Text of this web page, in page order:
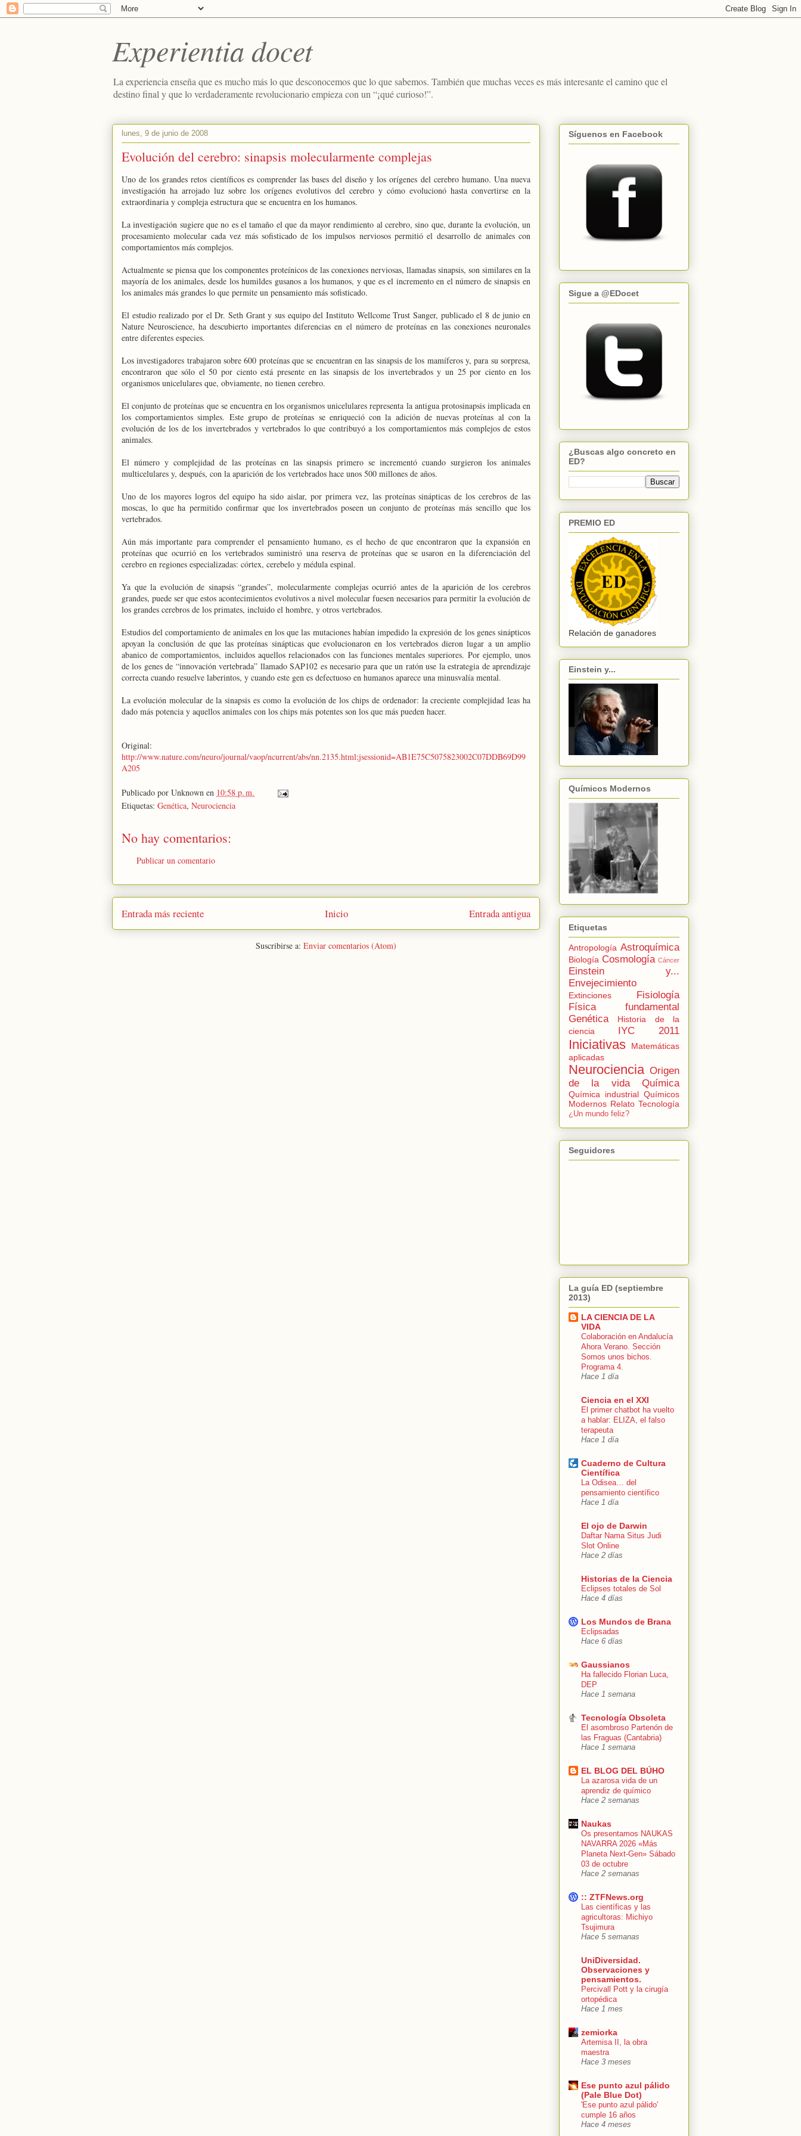
Experientia docet
La experiencia enseña que es mucho más lo que desconocemos que lo que sabemos. También que muchas veces es más interesante el camino que el
destino final y que lo verdaderamente revolucionario empieza con un “¡qué curioso!”.
lunes, 9 de junio de 2008
Evolución del cerebro: sinapsis molecularmente complejas
Uno de los grandes retos científicos es comprender las bases del diseño y los orígenes del cerebro humano. Una nueva
investigación ha arrojado luz sobre los orígenes evolutivos del cerebro y cómo evolucionó hasta convertirse en la
extraordinaria y compleja estructura que se encuentra en los humanos.
La investigación sugiere que no es el tamaño el que da mayor rendimiento al cerebro, sino que, durante la evolución, un
procesamiento molecular cada vez más sofisticado de los impulsos nerviosos permitió el desarrollo de animales con
comportamientos más complejos.
Actualmente se piensa que los componentes proteínicos de las conexiones nerviosas, llamadas sinapsis, son similares en la
mayoría de los animales, desde los humildes gusanos a los humanos, y que es el incremento en el número de sinapsis en
los animales más grandes lo que permite un pensamiento más sofisticado.
El estudio realizado por el Dr. Seth Grant y sus equipo del Instituto Wellcome Trust Sanger, publicado el 8 de junio en
Nature Neuroscience, ha descubierto importantes diferencias en el número de proteínas en las conexiones neuronales
entre diferentes especies.
Los investigadores trabajaron sobre 600 proteínas que se encuentran en las sinapsis de los mamíferos y, para su sorpresa,
encontraron que sólo el 50 por ciento está presente en las sinapsis de los invertebrados y un 25 por ciento en los
organismos unicelulares que, obviamente, no tienen cerebro.
El conjunto de proteínas que se encuentra en los organismos unicelulares representa la antigua protosinapsis implicada en
los comportamientos simples. Este grupo de proteínas se enriqueció con la adición de nuevas proteínas al con la
evolución de los de los invertebrados y vertebrados lo que contribuyó a los comportamientos más complejos de estos
animales.
El número y complejidad de las proteínas en las sinapsis primero se incrementó cuando surgieron los animales
multicelulares y, después, con la aparición de los vertebrados hace unos 500 millones de años.
Uno de los mayores logros del equipo ha sido aislar, por primera vez, las proteínas sinápticas de los cerebros de las
moscas, lo que ha permitido confirmar que los invertebrados poseen un conjunto de proteínas más sencillo que los
vertebrados.
Aún más importante para comprender el pensamiento humano, es el hecho de que encontraron que la expansión en
proteínas que ocurrió en los vertebrados suministró una reserva de proteínas que se usaron en la diferenciación del
cerebro en regiones especializadas: córtex, cerebelo y médula espinal.
Ya que la evolución de sinapsis “grandes”, molecularmente complejas ocurrió antes de la aparición de los cerebros
grandes, puede ser que estos acontecimientos evolutivos a nivel molecular fuesen necesarios para permitir la evolución de
los grandes cerebros de los primates, incluido el hombre, y otros vertebrados.
Estudios del comportamiento de animales en los que las mutaciones habían impedido la expresión de los genes sinápticos
apoyan la conclusión de que las proteínas sinápticas que evolucionaron en los vertebrados dieron lugar a un amplio
abanico de comportamientos, incluidos aquellos relacionados con las funciones mentales superiores. Por ejemplo, unos
de los genes de “innovación vertebrada” llamado SAP102 es necesario para que un ratón use la estrategia de aprendizaje
correcta cuando resuelve laberintos, y cuando este gen es defectuoso en humanos aparece una minusvalía mental.
La evolución molecular de la sinapsis es como la evolución de los chips de ordenador: la creciente complejidad leas ha
dado más potencia y aquellos animales con los chips más potentes son los que más pueden hacer.
Original:
http://www.nature.com/neuro/journal/vaop/ncurrent/abs/nn.2135.html;jsessionid=AB1E75C5075823002C07DDB69D99
A205
Publicado por Unknown en 10:58 p. m.
Etiquetas: Genética, Neurociencia
No hay comentarios:
Publicar un comentario
Entrada más reciente Entrada antigua
Inicio
Suscribirse a: Enviar comentarios (Atom)
Síguenos en Facebook
Sigue a @EDocet
¿Buscas algo concreto en
ED?
PREMIO ED
Relación de ganadores
Einstein y...
Químicos Modernos
Etiquetas
Antropología Astroquímica
Biología Cosmología Cáncer
Einstein y...
Envejecimiento
Extinciones
Fisiología
Física fundamental
Genética
Historia de la
ciencia
IYC 2011
Iniciativas
Matemáticas
aplicadas
Neurociencia Origen
de la vida
Química
Química industrial Químicos
Modernos Relato Tecnología
¿Un mundo feliz?
Seguidores
La guía ED (septiembre
2013)
LA CIENCIA DE LA
VIDA
Colaboración en Andalucía
Ahora Verano. Sección
Somos unos bichos.
Programa 4.
Hace 1 día
Ciencia en el XXI
El primer chatbot ha vuelto
a hablar: ELIZA, el falso
terapeuta
Hace 1 día
Cuaderno de Cultura
Científica
La Odisea… del
pensamiento científico
Hace 1 día
El ojo de Darwin
Daftar Nama Situs Judi
Slot Online
Hace 2 días
Historias de la Ciencia
Eclipses totales de Sol
Hace 4 días
Los Mundos de Brana
Eclipsadas
Hace 6 días
Gaussianos
Ha fallecido Florian Luca,
DEP
Hace 1 semana
Tecnología Obsoleta
El asombroso Partenón de
las Fraguas (Cantabria)
Hace 1 semana
EL BLOG DEL BÚHO
La azarosa vida de un
aprendiz de químico
Hace 2 semanas
Naukas
Os presentamos NAUKAS
NAVARRA 2026 «Más
Planeta Next-Gen» Sábado
03 de octubre
Hace 2 semanas
:: ZTFNews.org
Las científicas y las
agricultoras: Michiyo
Tsujimura
Hace 5 semanas
UniDiversidad.
Observaciones y
pensamientos.
Percivall Pott y la cirugía
ortopédica
Hace 1 mes
zemiorka
Artemisa II, la obra
maestra
Hace 3 meses
Ese punto azul pálido
(Pale Blue Dot)
'Ese punto azul pálido'
cumple 16 años
Hace 4 meses